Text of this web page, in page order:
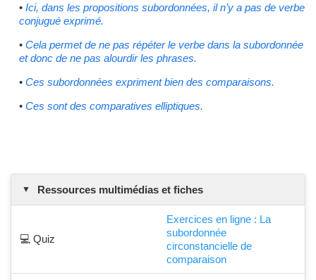
• Ici, dans les propositions subordonnées, il n’y a pas de verbe
conjugué exprimé.
• Cela permet de ne pas répéter le verbe dans la subordonnée
et donc de ne pas alourdir les phrases.
• Ces subordonnées expriment bien des comparaisons.
• Ces sont des comparatives elliptiques.
Ressources multimédias et fiches
💻 Quiz
Exercices en ligne : La
subordonnée
circonstancielle de
comparaison